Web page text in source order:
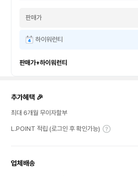
판매가
하이워런티
판매가+하이워런티
추가혜택 🎉
최대 6개월 무이자할부
L.POINT 적립 (로그인 후 확인가능)
업체배송